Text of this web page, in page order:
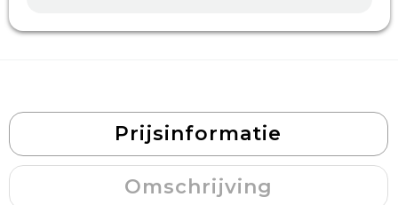
Prijsinformatie
Omschrijving